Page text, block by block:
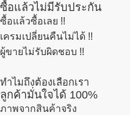
ซื้อแล้วไม่มีรับประกัน
ซื้อแล้วซื้อเลย !!
เครมเปลี่ยนคืนไม่ได้ !!
ผู้ขายไม่รับผิดชอบ !!
ทำไมถึงต้องเลือกเรา
ลูกค้ามั่นใจได้ 100%
ภาพจากสินค้าจริง